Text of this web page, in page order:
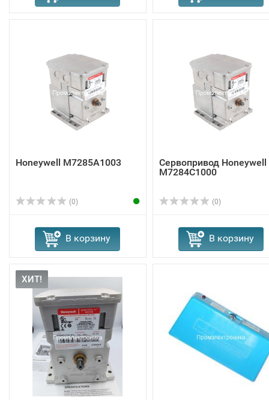
Honeywell M7285A1003
(0)
В корзину
Сервопривод Honeywell
M7284C1000
(0)
В корзину
ХИТ!